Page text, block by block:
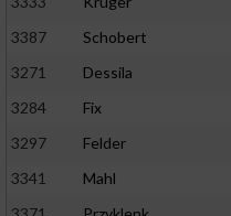
3387
Schobert
3271
Dessila
3284
Fix
3297
Felder
3341
Mahl